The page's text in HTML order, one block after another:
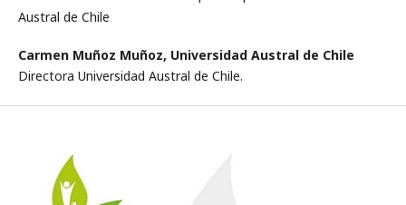
Austral de Chile
Carmen Muñoz Muñoz, Universidad Austral de Chile
Directora Universidad Austral de Chile.